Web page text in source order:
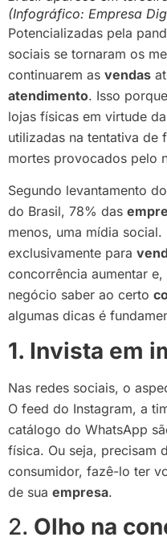
(Infográfico: Empresa
Potencializadas pela
sociais se tornaram os
continuarem as vendas
atendimento. Isso
lojas físicas em virtude
utilizadas na tentativa de
mortes provocados pelo
Segundo levantamento
do Brasil, 78% das
menos, uma mídia social.
exclusivamente para
concorrência aumentar
negócio saber ao certo
algumas dicas é
1. Invista em
Nas redes sociais, o
O feed do Instagram, a
catálogo do WhatsApp
física. Ou seja, precisam
consumidor, fazê-lo ter
de sua empresa.
2. Olho na